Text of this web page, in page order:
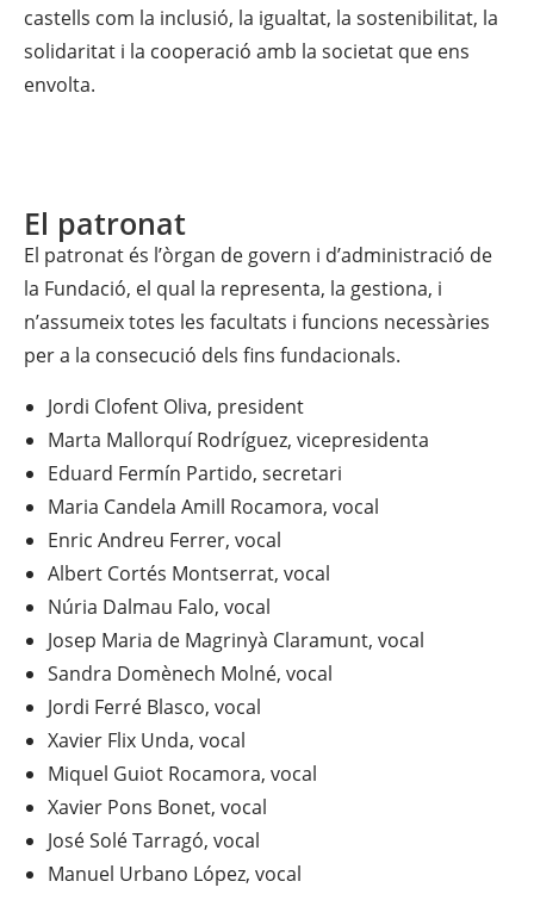
castells com la inclusió, la igualtat, la sostenibilitat, la
solidaritat i la cooperació amb la societat que ens
envolta.
El patronat
El patronat és l’òrgan de govern i d’administració de
la Fundació, el qual la representa, la gestiona, i
n’assumeix totes les facultats i funcions necessàries
per a la consecució dels fins fundacionals.
Jordi Clofent Oliva, president
Marta Mallorquí Rodríguez, vicepresidenta
Eduard Fermín Partido, secretari
Maria Candela Amill Rocamora, vocal
Enric Andreu Ferrer, vocal
Albert Cortés Montserrat, vocal
Núria Dalmau Falo, vocal
Josep Maria de Magrinyà Claramunt, vocal
Sandra Domènech Molné, vocal
Jordi Ferré Blasco, vocal
Xavier Flix Unda, vocal
Miquel Guiot Rocamora, vocal
Xavier Pons Bonet, vocal
José Solé Tarragó, vocal
Manuel Urbano López, vocal